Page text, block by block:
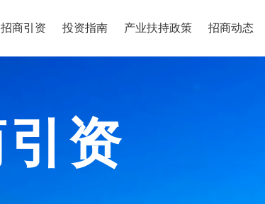
招商引资 投资指南 产业扶持政策 招商动态
资